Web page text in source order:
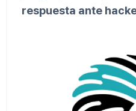
respuesta ante